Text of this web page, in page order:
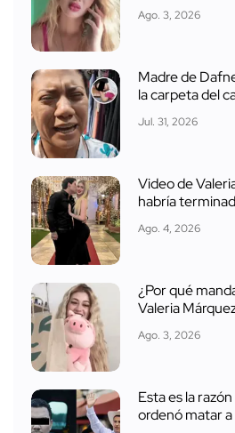
Ago. 3, 2026
Madre de
la carpeta del
Jul. 31, 2026
Video de
habría
Ago. 4, 2026
¿Por qué
Valeria
Ago. 3, 2026
Esta es la
ordenó matar